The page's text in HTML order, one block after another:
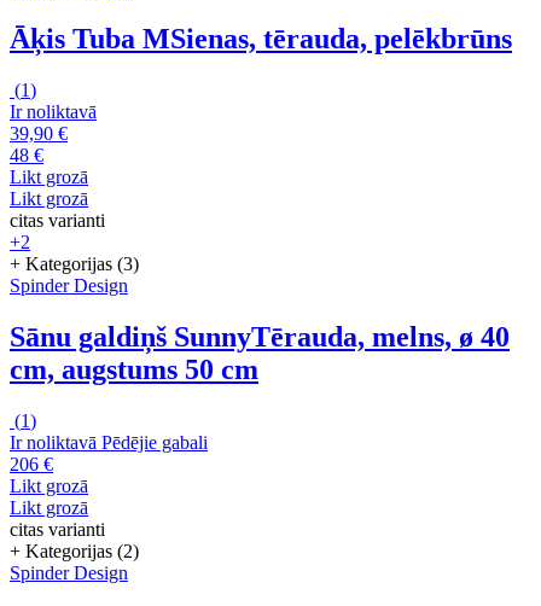
Āķis Tuba MSienas, tērauda, pelēkbrūns
(1)
Ir noliktavā
39,90 €
48 €
Likt grozā
Likt grozā
citas varianti
+2
+ Kategorijas (3)
Spinder Design
Sānu galdiņš SunnyTērauda, melns, ø 40
cm, augstums 50 cm
(1)
Ir noliktavā Pēdējie gabali
206 €
Likt grozā
Likt grozā
citas varianti
+ Kategorijas (2)
Spinder Design